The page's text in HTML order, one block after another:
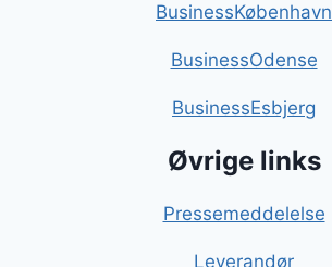
BusinessKøbenhavn
BusinessOdense
BusinessEsbjerg
Øvrige links
Pressemeddelelse
Leverandør